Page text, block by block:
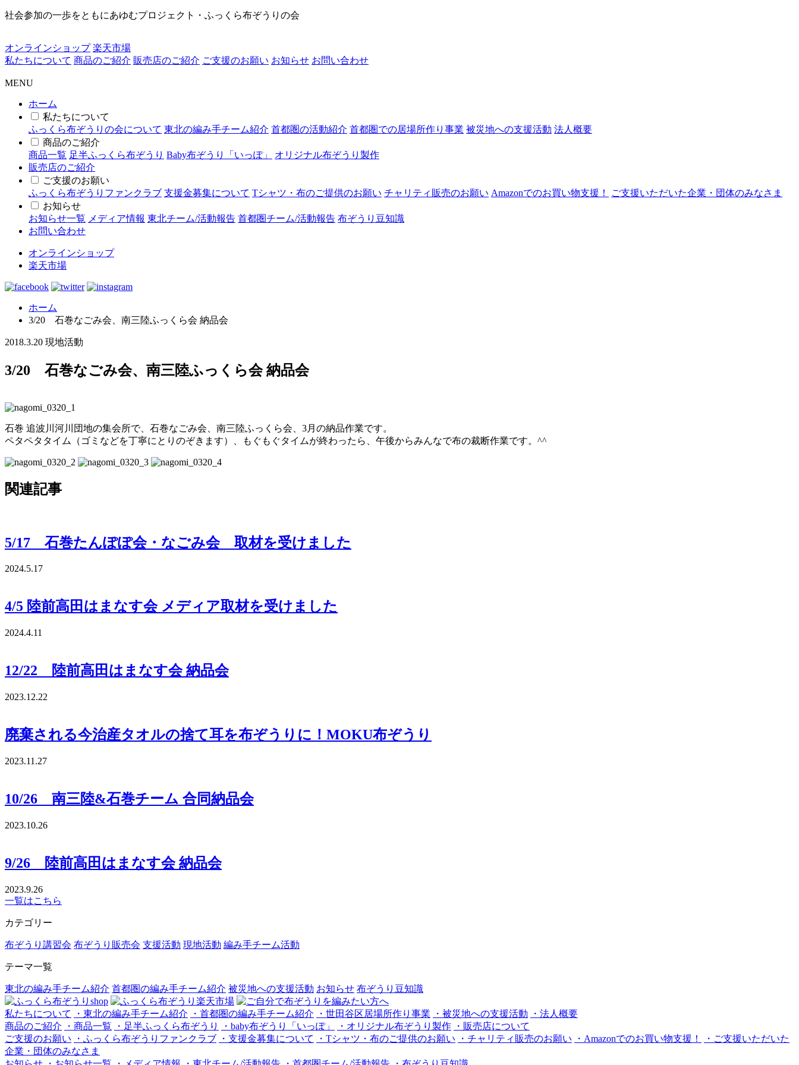
社会参加の一歩をともにあゆむプロジェクト・ふっくら布ぞうりの会
オンラインショップ 楽天市場
私たちについて 商品のご紹介 販売店のご紹介 ご支援のお願い お知らせ お問い合わせ
MENU
ホーム
私たちについて
ふっくら布ぞうりの会について 東北の編み手チーム紹介 首都圏の活動紹介 首都圏での居場所作り事業 被災地への支援活動 法人概要
商品のご紹介
商品一覧 足半ふっくら布ぞうり Baby布ぞうり「いっぽ」
オリジナル布ぞうり製作
販売店のご紹介
ご支援のお願い
ふっくら布ぞうりファンクラブ 支援金募集について Tシャツ・布のご提供のお願い チャリティ販売のお願い Amazonでのお買い物支援！
ご支援いただいた企業・団体のみなさま
お知らせ
お知らせ一覧 メディア情報 東北チーム/活動報告 首都圏チーム/活動報告 布ぞうり豆知識
お問い合わせ
オンラインショップ
楽天市場
ホーム
3/20 石巻なごみ会、南三陸ふっくら会 納品会
2018.3.20 現地活動
3/20 石巻なごみ会、南三陸ふっくら会 納品会
石巻 追波川河川団地の集会所で、石巻なごみ会、南三陸ふっく ら会、3月の納品作業です。
ペタペタタイム（ゴミなどを丁寧にとりのぞきます）、も ぐもぐタイムが終わったら、午後からみんなで布の裁断作業です。^^
関連記事
5/17 石巻たんぽぽ会・なごみ会 取材を受けました
2024.5.17
4/5 陸前高田はまなす会 メディア取材を受けました
2024.4.11
12/22 陸前高田はまなす会 納品会
2023.12.22
廃棄される今治産タオルの捨て耳を布ぞうりに！MOKU布ぞうり
2023.11.27
10/26 南三陸&石巻チーム 合同納品会
2023.10.26
9/26 陸前高田はまなす会 納品会
2023.9.26
一覧はこちら
カテゴリー
布ぞうり講習会 布ぞうり販売会 支援活動 現地活動 編み手チーム活動
テーマ一覧
東北の編み手チーム紹介 首都圏の編み手チーム紹介 被災地への支援活動 お知らせ 布ぞうり豆知識
私たちについて ・東北の編み手チーム紹介 ・首都圏の編み手チーム紹介 ・世田谷区居場所作り事業 ・被災地への支援活動
・法人概要
商品のご紹介
・商品一覧 ・足半ふっくら布ぞうり ・baby布ぞうり「いっぽ」 ・オリジナル布ぞうり製作
・販売店について
ご支援のお願い
・ふっくら布ぞうりファンクラブ ・支援金募集について ・Tシャツ・布のご提供のお願い ・チャリティ販売のお願い ・Amazonでのお買い物支援！
・ご支援いただいた
企業・団体のみなさま